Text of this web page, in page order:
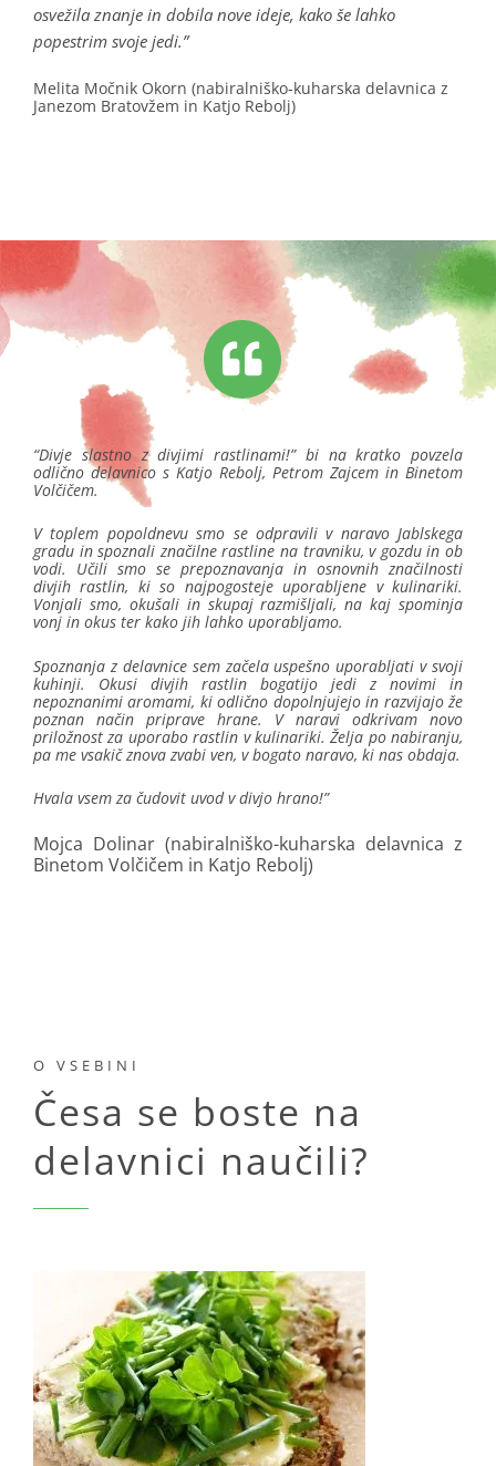
osvežila znanje in dobila nove ideje, kako še lahko
popestrim svoje jedi.”
Melita Močnik Okorn (nabiralniško-kuharska delavnica z
Janezom Bratovžem in Katjo Rebolj)
“Divje slastno z divjimi rastlinami!” bi na kratko povzela
odlično delavnico s Katjo Rebolj, Petrom Zajcem in Binetom
Volčičem.
V toplem popoldnevu smo se odpravili v naravo Jablskega
gradu in spoznali značilne rastline na travniku, v gozdu in ob
vodi. Učili smo se prepoznavanja in osnovnih značilnosti
divjih rastlin, ki so najpogosteje uporabljene v kulinariki.
Vonjali smo, okušali in skupaj razmišljali, na kaj spominja
vonj in okus ter kako jih lahko uporabljamo.
Spoznanja z delavnice sem začela uspešno uporabljati v svoji
kuhinji. Okusi divjih rastlin bogatijo jedi z novimi in
nepoznanimi aromami, ki odlično dopolnjujejo in razvijajo že
poznan način priprave hrane. V naravi odkrivam novo
priložnost za uporabo rastlin v kulinariki. Želja po nabiranju,
pa me vsakič znova zvabi ven, v bogato naravo, ki nas obdaja.
Hvala vsem za čudovit uvod v divjo hrano!”
Mojca Dolinar (nabiralniško-kuharska delavnica z
Binetom Volčičem in Katjo Rebolj)
O VSEBINI
Česa se boste na
delavnici naučili?